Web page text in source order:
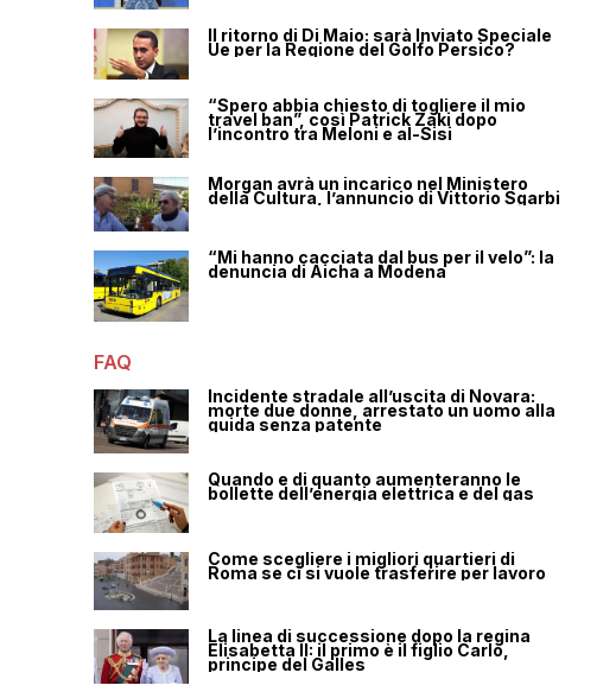
Il ritorno di Di Maio: sarà Inviato Speciale
Ue per la Regione del Golfo Persico?
“Spero abbia chiesto di togliere il mio
travel ban”, così Patrick Zaki dopo
l’incontro tra Meloni e al-Sisi
Morgan avrà un incarico nel Ministero
della Cultura, l’annuncio di Vittorio Sgarbi
“Mi hanno cacciata dal bus per il velo”: la
denuncia di Aicha a Modena
FAQ
Incidente stradale all’uscita di Novara:
morte due donne, arrestato un uomo alla
guida senza patente
Quando e di quanto aumenteranno le
bollette dell’energia elettrica e del gas
Come scegliere i migliori quartieri di
Roma se ci si vuole trasferire per lavoro
La linea di successione dopo la regina
Elisabetta II: il primo è il figlio Carlo,
principe del Galles